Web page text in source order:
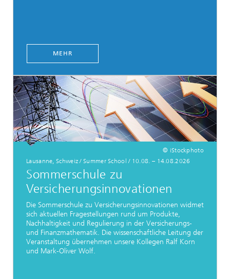
MEHR
© iStockphoto
Lausanne, Schweiz / Summer School / 10.08. – 14.08.2026
Sommerschule zu
Versicherungsinnovationen
Die Sommerschule zu Versicherungsinnovationen widmet
sich aktuellen Fragestellungen rund um Produkte,
Nachhaltigkeit und Regulierung in der Versicherungs-
und Finanzmathematik. Die wissenschaftliche Leitung der
Veranstaltung übernehmen unsere Kollegen Ralf Korn
und Mark-Oliver Wolf.